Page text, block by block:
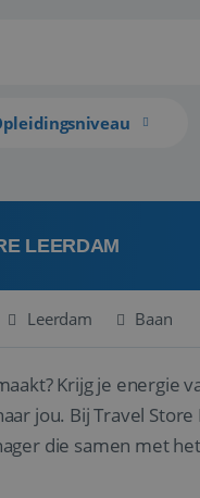
LEERDAM
Leerdam Baan
Krijg je energie
(onderdeel
die samen met